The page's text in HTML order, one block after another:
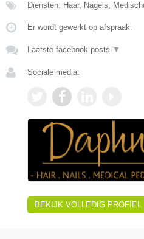
Diensten: Haar, Nagels,
Er wordt gewerkt op afspraak.
Laatste facebook posts ▼
Sociale media:
BEKIJK VOLLEDIG PROFIEL